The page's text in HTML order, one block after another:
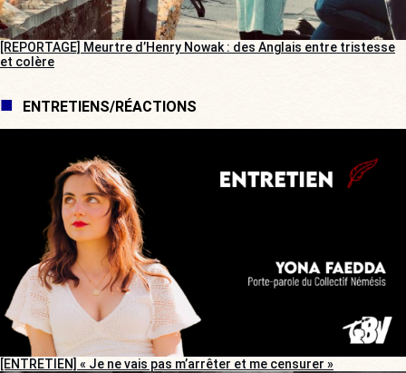
[REPORTAGE] Meurtre d’Henry Nowak : des Anglais entre tristesse
et colère
ENTRETIENS/RÉACTIONS
[ENTRETIEN] « Je ne vais pas m’arrêter et me censurer »